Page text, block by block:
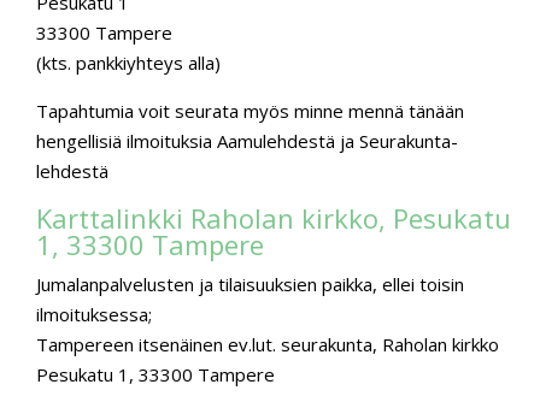
33300 Tampere
(kts. pankkiyhteys alla)
Tapahtumia voit seurata myös minne mennä tänään
hengellisiä ilmoituksia Aamulehdestä ja Seurakunta-
lehdestä
Karttalinkki Raholan kirkko, Pesukatu
1, 33300 Tampere
Jumalanpalvelusten ja tilaisuuksien paikka, ellei toisin
ilmoituksessa;
Tampereen itsenäinen ev.lut. seurakunta, Raholan kirkko
Pesukatu 1, 33300 Tampere